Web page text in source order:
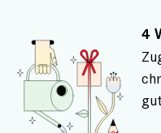
Von
über
Kulturreisen:
4